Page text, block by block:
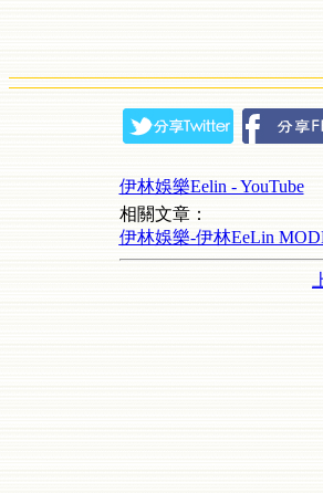
伊林娛樂Eelin - YouTube
相關文章：
伊林娛樂-伊林EeLin